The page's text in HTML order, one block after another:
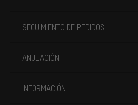
SEGUIMIENTO DE PEDIDOS
ANULACIÓN
INFORMACIÓN